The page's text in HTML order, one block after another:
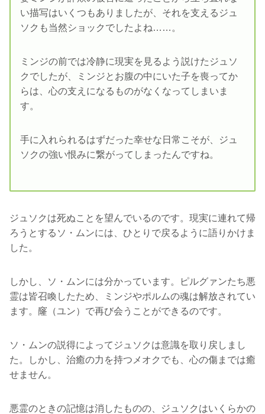
い描写はいくつもありましたが、それを支えるジュ
ソクも当然ショックでしたよね……。
ミンジの前では冷静に現実を見るよう説けたジュソ
クでしたが、ミンジとお腹の中にいた子を喪ってか
らは、心の支えになるものがなくなってしまいま
す。
手に入れられるはずだった幸せな日常こそが、ジュ
ソクの強い恨みに繋がってしまったんですね。
ジュソクは死ぬことを望んでいるのです。現実に連れて帰
ろうとするソ・ムンには、ひとりで戻るように語りかけま
した。
しかし、ソ・ムンには分かっています。ピルグァンたち悪
霊は皆召喚したため、ミンジやポルムの魂は解放されてい
ます。窿（ユン）で再び会うことができるのです。
ソ・ムンの説得によってジュソクは意識を取り戻しまし
た。しかし、治癒の力を持つメオクでも、心の傷までは癒
せません。
悪霊のときの記憶は消したものの、ジュソクはいくらかの